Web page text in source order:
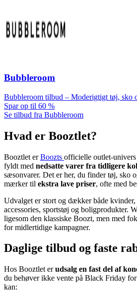
Bubbleroom
Bubbleroom tilbud – Moderigtigt tøj, sko
Spar op til 60 %
Se tilbud fra Bubbleroom
Hvad er Booztlet?
Booztlet erBoozts officielle outlet-
fyldt med nedsatte varer fra tidligere
sæsonvarer. Det er her, du finder tøj, sko
mærker til ekstra lave priser, ofte med
Udvalget er stort og dækker både
accessories, sportstøj og boligprodukter.
ligesom den klassiske Boozt, men med
for midlertidige kampagner.
Daglige tilbud og faste
Hos Booztlet erudsalg en fast del af
du behøver ikke vente på Black Friday
kan: